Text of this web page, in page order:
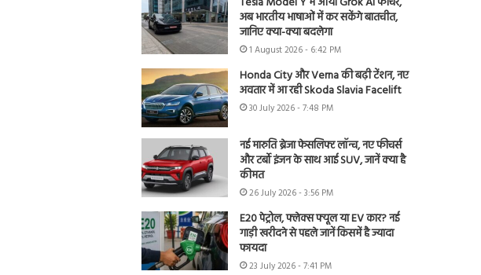
अब भारतीय भाषाओं में कर सकेंगे बातचीत,
जानिए क्या-क्या बदलेगा
1 August 2026 - 6:42 PM
Honda City और Verna की बढ़ी टेंशन, नए
अवतार में आ रही Skoda Slavia Facelift
30 July 2026 - 7:48 PM
नई मारुति ब्रेजा फेसलिफ्ट लॉन्च, नए फीचर्स
और टर्बो इंजन के साथ आई SUV, जानें क्या है
कीमत
26 July 2026 - 3:56 PM
E20 पेट्रोल, फ्लेक्स फ्यूल या EV कार? नई
गाड़ी खरीदने से पहले जानें किसमें है ज्यादा
फायदा
23 July 2026 - 7:41 PM